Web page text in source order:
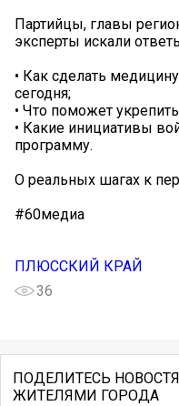
Партийцы, главы
эксперты искали
• Как сделать
сегодня;
• Что поможет
• Какие инициативы
программу.
О реальных шагах к
#60медиа
ПЛЮССКИЙ КРАЙ
36
ПОДЕЛИТЕСЬ
ЖИТЕЛЯМИ ГОРОДА